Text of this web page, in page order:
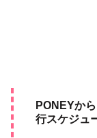
PONEYか
行スケジュ